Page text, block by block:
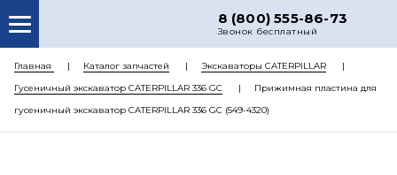
8 (800) 555-86-73
Звонок бесплатный
О НАС
КАТАЛОГ ЗАПЧАСТЕЙ
РЕМОНТ
Главная Каталог запчастей
Экскаваторы CATERPILLAR
Гусеничный экскаватор CATERPILLAR 336 GC
Прижимная пластина для
гусеничный экскаватор CATERPILLAR 336 GC (549-4320)